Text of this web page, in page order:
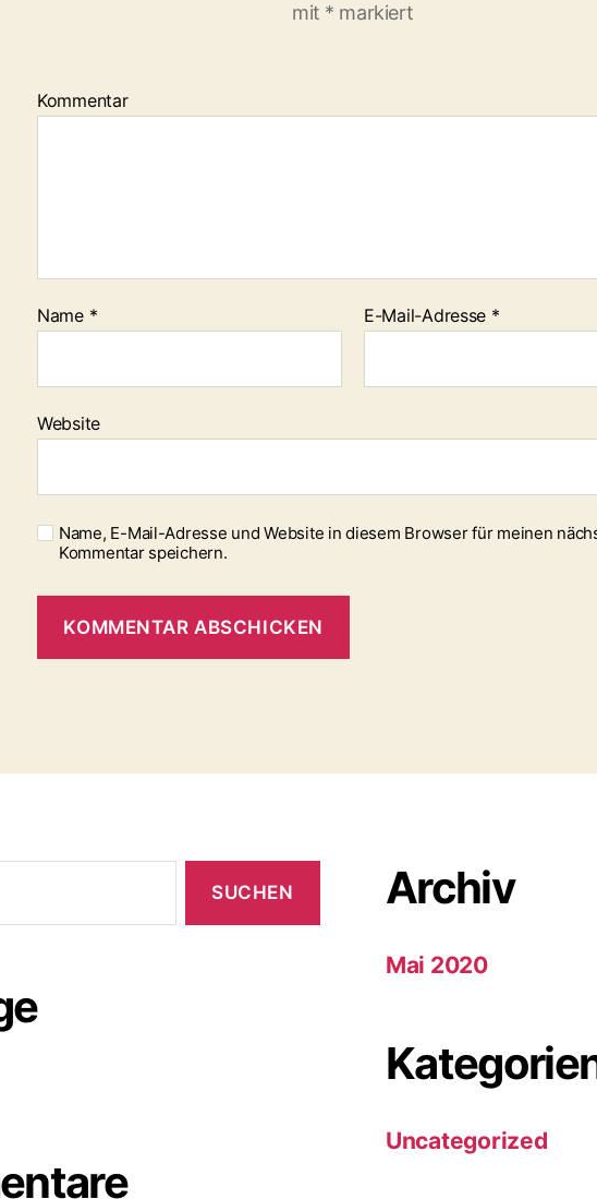
mit * markiert
Kommentar
Name * E-Mail-Adresse *
Website
Name, E-Mail-Adresse und Website in diesem Browser für meinen
Kommentar speichern.
Archiv
Mai 2020
Uncategorized